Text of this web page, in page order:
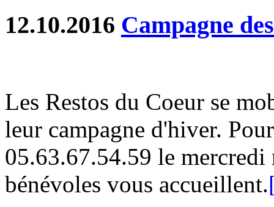
12.10.2016 Campagne
Les Restos du Coeur se
leur campagne d'hiver.
05.63.67.54.59 le mercredi
bénévoles vous accueillent.